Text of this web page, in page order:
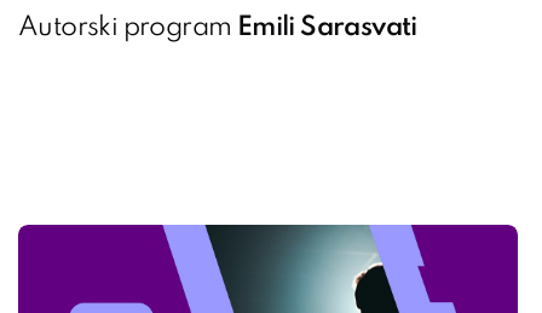
Autorski program Emili Sarasvati